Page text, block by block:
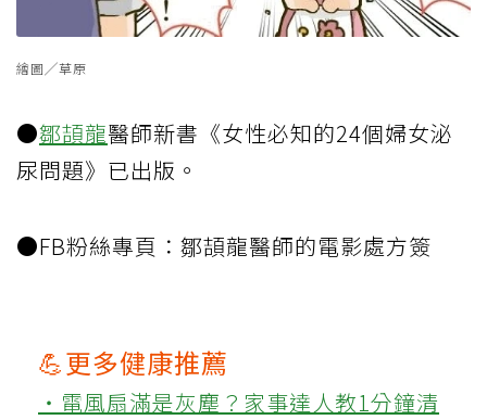
繪圖╱草原
●鄒頡龍醫師新書《女性必知的24個婦女泌
尿問題》已出版。
●FB粉絲專頁：鄒頡龍醫師的電影處方簽
💪更多健康推薦
‧電風扇滿是灰塵？家事達人教1分鐘清